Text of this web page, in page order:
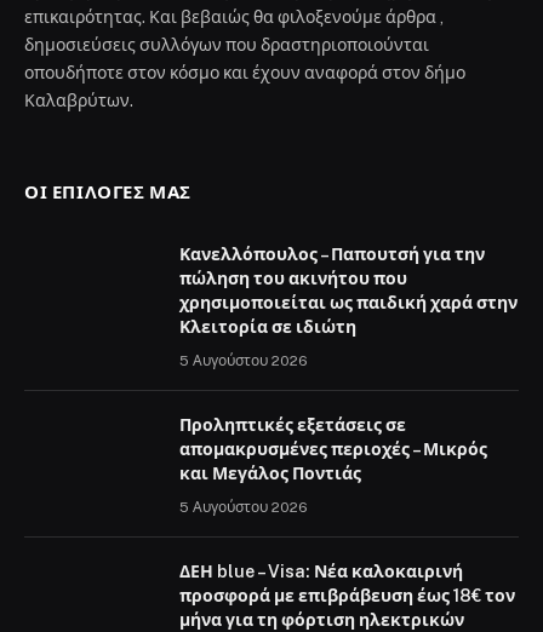
επικαιρότητας. Και βεβαιώς θα φιλοξενούμε άρθρα ,
δημοσιεύσεις συλλόγων που δραστηριοποιούνται
οπουδήποτε στον κόσμο και έχουν αναφορά στον δήμο
Καλαβρύτων.
ΟΙ ΕΠΙΛΟΓΈΣ ΜΑΣ
Κανελλόπουλος – Παπουτσή για την
πώληση του ακινήτου που
χρησιμοποιείται ως παιδική χαρά στην
Κλειτορία σε ιδιώτη
5 Αυγούστου 2026
Προληπτικές εξετάσεις σε
απομακρυσμένες περιοχές – Μικρός
και Μεγάλος Ποντιάς
5 Αυγούστου 2026
ΔΕΗ blue – Visa: Νέα καλοκαιρινή
προσφορά με επιβράβευση έως 18€ τον
μήνα για τη φόρτιση ηλεκτρικών